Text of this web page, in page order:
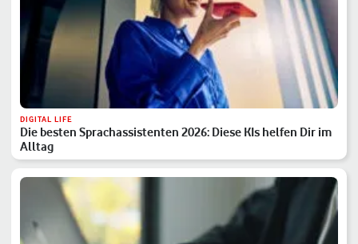
DIGITAL LIFE
Die besten Sprachassistenten 2026: Diese KIs helfen Dir im
Alltag